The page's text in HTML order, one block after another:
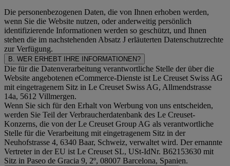
Die personenbezogenen Daten, die von Ihnen erhoben werden,
wenn Sie die Website nutzen, oder anderweitig persönlich
identifizierende Informationen werden so geschützt, und Ihnen
stehen die im nachstehenden Absatz J erläuterten Datenschutzrechte
zur Verfügung.
B. WER ERHEBT IHRE INFORMATIONEN?
Die für die Datenverarbeitung verantwortliche Stelle der über die
Website angebotenen eCommerce-Dienste ist Le Creuset Swiss AG
mit eingetragenem Sitz in Le Creuset Swiss AG, Allmendstrasse
14a, 5612 Villmergen.
Wenn Sie sich für den Erhalt von Werbung von uns entscheiden,
werden Sie Teil der Verbraucherdatenbank des Le Creuset-
Konzerns, die von der Le Creuset Group AG als verantwortliche
Stelle für die Verarbeitung mit eingetragenem Sitz in der
Neuhofstrasse 4, 6340 Baar, Schweiz, verwaltet wird. Der ernannte
Vertreter in der EU ist Le Creuset SL, USt-IdNr. B62153630 mit
Sitz in Paseo de Gracia 9, 2º, 08007 Barcelona, Spanien.